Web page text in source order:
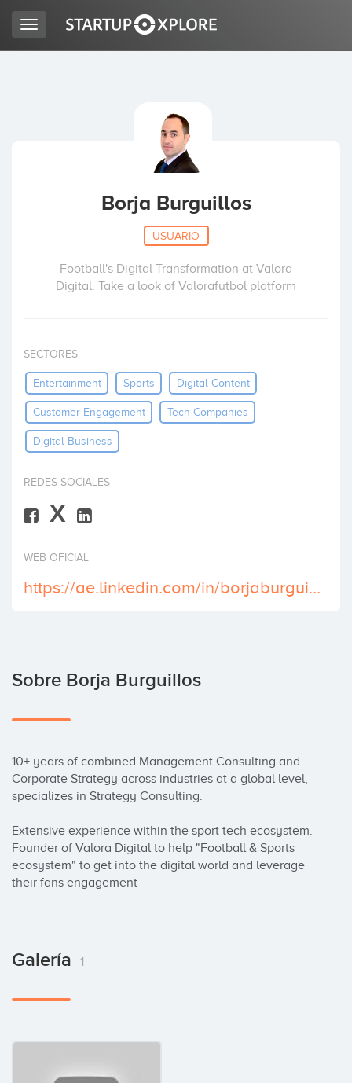
Toggle
navigation
Borja Burguillos
USUARIO
Football's Digital Transformation at Valora
Digital. Take a look of Valorafutbol platform
SECTORES
Entertainment Sports Digital-Content
Customer-Engagement Tech Companies
Digital Business
REDES SOCIALES
X
WEB OFICIAL
https://ae.linkedin.com/in/borjaburguillos
Sobre Borja Burguillos
10+ years of combined Management Consulting and
Corporate Strategy across industries at a global level,
specializes in Strategy Consulting.
Extensive experience within the sport tech ecosystem.
Founder of Valora Digital to help "Football & Sports
ecosystem" to get into the digital world and leverage
their fans engagement
Galería 1